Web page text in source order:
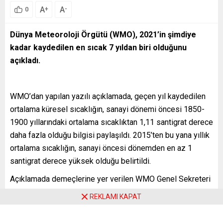
0 A+ A-
Dünya Meteoroloji Örgütü (WMO), 2021’in şimdiye
kadar kaydedilen en sıcak 7 yıldan biri olduğunu
açıkladı.
WMO’dan yapılan yazılı açıklamada, geçen yıl kaydedilen
ortalama küresel sıcaklığın, sanayi dönemi öncesi 1850-
1900 yıllarındaki ortalama sıcaklıktan 1,11 santigrat derece
daha fazla olduğu bilgisi paylaşıldı. 2015’ten bu yana yıllık
ortalama sıcaklığın, sanayi öncesi dönemden en az 1
santigrat derece yüksek olduğu belirtildi.
Açıklamada demeçlerine yer verilen WMO Genel Sekreteri
Petteri Taalas, küresel hava sıcaklığını düşürmesi
REKLAMI KAPAT